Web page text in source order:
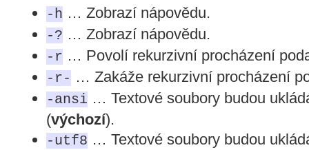
-h … Zobrazí nápovědu.
-? … Zobrazí nápovědu.
-r … Povolí rekurzivní procházení
-r- … Zakáže rekurzivní procházení
-ansi … Textové soubory budou
(výchozí).
-utf8 … Textové soubory budou